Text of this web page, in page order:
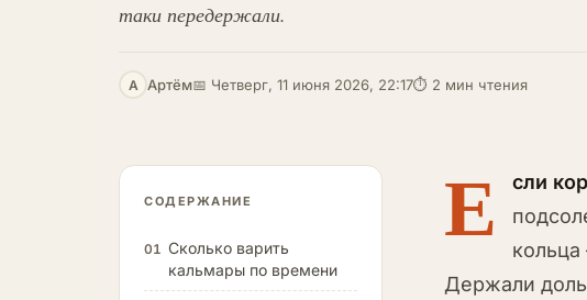
таки передержали.
А Артём📅 Четверг, 11 июня 2026, 22:17⏱ 2 мин чтения
СОДЕРЖАНИЕ
01 Сколько варить
кальмары по времени
Е сли
Держали